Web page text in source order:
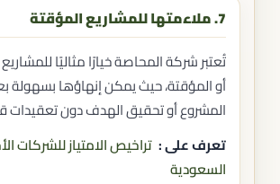
7. ملاءمتها للمشاريع المؤقتة
تُعتبر شركة المحاصة خيارًا مثاليًا
أو المؤقتة، حيث يمكن إنهاؤها بسهولة
المشروع أو تحقيق الهدف دون تعقيدات
تعرف على : تراخيص الامتياز للشركات
السعودية